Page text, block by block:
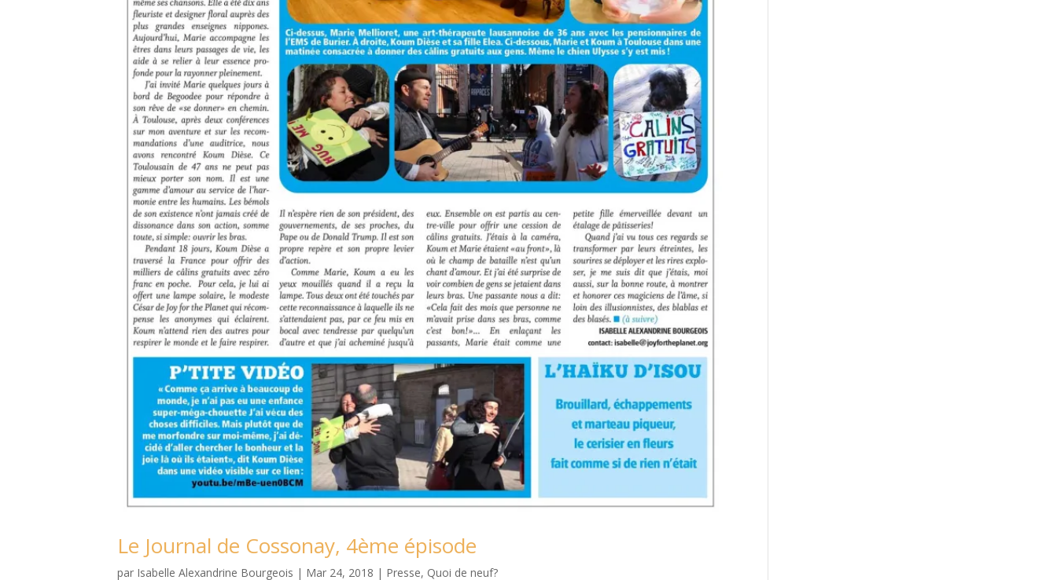
Le Journal de Cossonay, 4ème épisode
par Isabelle Alexandrine Bourgeois | Mar 24, 2018 | Presse, Quoi de neuf?